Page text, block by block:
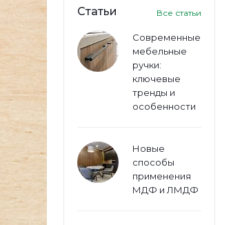
Статьи Все статьи
Современные
мебельные
ручки:
ключевые
тренды и
особенности
Новые
способы
применения
МДФ и ЛМДФ